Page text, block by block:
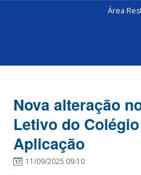
Área
Nova alteração
Letivo do
Aplicação
11/09/2025 09:10